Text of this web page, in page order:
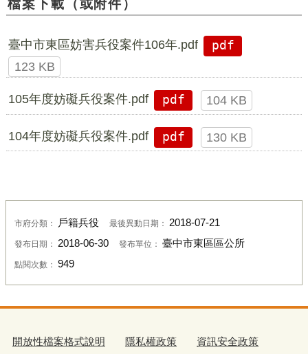
檔案下載（或附件）
臺中市東區妨害兵役案件106年.pdf
pdf
123 KB
105年度妨礙兵役案件.pdf pdf 104 KB
104年度妨礙兵役案件.pdf pdf 130 KB
市府分類： 戶籍兵役 最後異動日期： 2018-07-21
發布日期： 2018-06-30 發布單位： 臺中市東區區公所
點閱次數： 949
開放性檔案格式說明 隱私權政策 資訊安全政策